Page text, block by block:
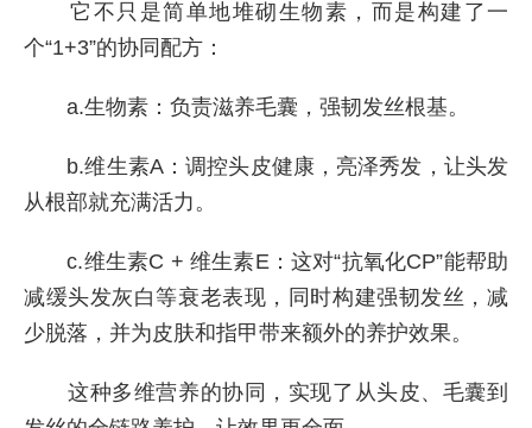
它不只是简单地堆砌生物素，而是构建了一
个“1+3”的协同配方：
a.生物素：负责滋养毛囊，强韧发丝根基。
b.维生素A：调控头皮健康，亮泽秀发，让头发
从根部就充满活力。
c.维生素C + 维生素E：这对“抗氧化CP”能帮助
减缓头发灰白等衰老表现，同时构建强韧发丝，减
少脱落，并为皮肤和指甲带来额外的养护效果。
这种多维营养的协同，实现了从头皮、毛囊到